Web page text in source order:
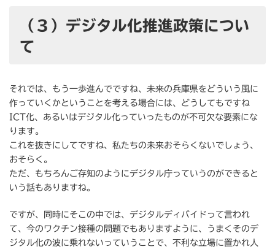
（３）デジタル化推進政策につい
て
それでは、もう一歩進んでですね、未来の兵庫県をどういう風に
作っていくかということを考える場合には、どうしてもですね
ICT化、あるいはデジタル化っていったものが不可欠な要素にな
ります。
これを抜きにしてですね、私たちの未来おそらくないでしょう、
おそらく。
ただ、もちろんご存知のようにデジタル庁っていうのができると
いう話もありますね。
ですが、同時にそこの中では、デジタルディバイドって言われ
て、今のワクチン接種の問題でもありますように、うまくそのデ
ジタル化の波に乗れないっていうことで、不利な立場に置かれ人